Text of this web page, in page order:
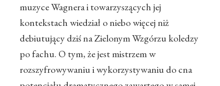
muzyce Wagnera i towarzyszących jej
kontekstach wiedział o niebo więcej niż
debiutujący dziś na Zielonym Wzgórzu koledzy
po fachu. O tym, że jest mistrzem w
rozszyfrowywaniu i wykorzystywaniu do cna